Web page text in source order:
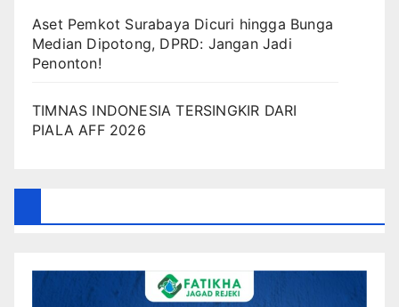
Aset Pemkot Surabaya Dicuri hingga Bunga
Median Dipotong, DPRD: Jangan Jadi
Penonton!
TIMNAS INDONESIA TERSINGKIR DARI
PIALA AFF 2026